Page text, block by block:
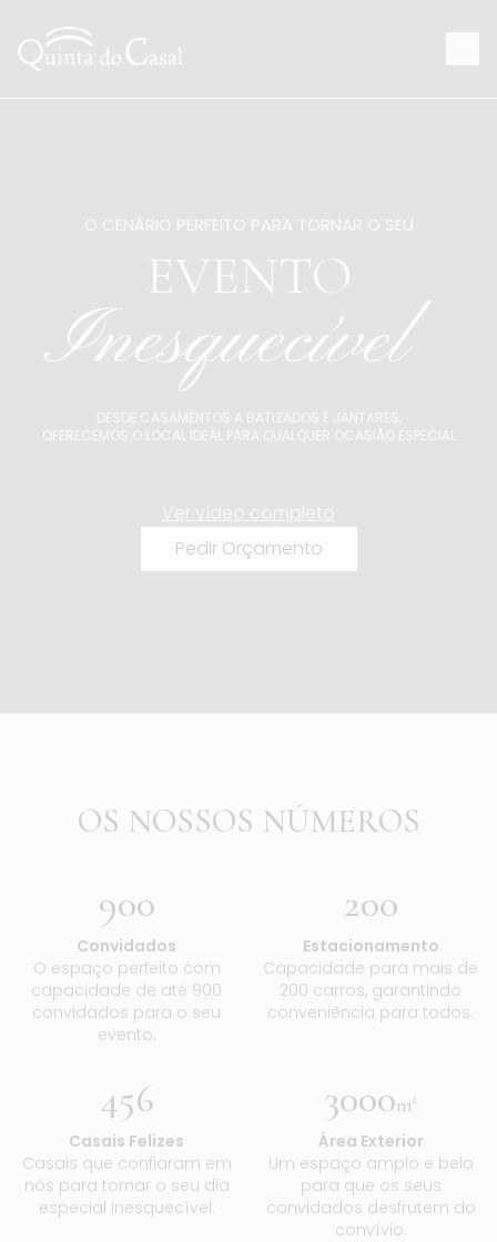
O CENÁRIO PERFEITO PARA TORNAR O SEU
EVENTO
Inesquecível
DESDE CASAMENTOS A BATIZADOS E JANTARES,
OFERECEMOS O LOCAL IDEAL PARA QUALQUER OCASIÃO ESPECIAL
Ver vídeo completo
Pedir Orçamento
OS NOSSOS NÚMEROS
900
Convidados
O espaço perfeito com
capacidade de até 900
convidados para o seu
evento.
200
Estacionamento
Capacidade para mais de
200 carros, garantindo
conveniência para todos.
456
Casais Felizes
Casais que confiaram em
nós para tornar o seu dia
especial inesquecível.
3000m²
Área Exterior
Um espaço amplo e belo
para que os seus
convidados desfrutem do
convívio.